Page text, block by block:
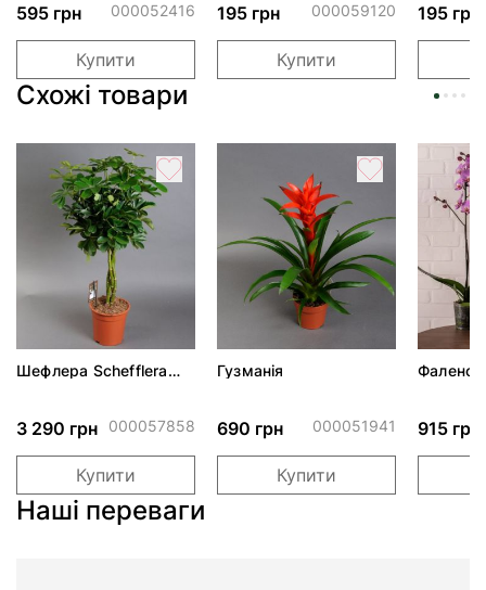
595 грн 000052416
Купити
195 грн 000059120
Купити
195 грн
Схожі товари
Шефлера Schefflera
3 290 грн 000057858
Купити
Гузманія
690 грн 000051941
Купити
915 грн
Наші переваги